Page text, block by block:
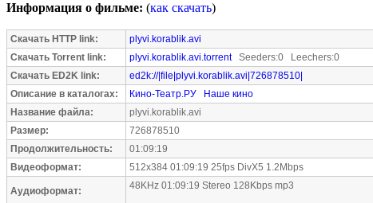
Информация о фильме: (как скачать)
Скачать HTTP link:
plyvi.korablik.avi
Скачать Torrent link:
plyvi.korablik.avi.torrentSeeders:0 Leechers:0
Скачать ED2K link:
ed2k://|file|plyvi.korablik.avi|726878510|
Описание в каталогах:
Кино-Театр.РУ
Наше кино
Название файла:
plyvi.korablik.avi
Размер:
726878510
Продолжительность:
01:09:19
Видеоформат:
512x384 01:09:19 25fps DivX5 1.2Mbps
Аудиоформат: 48KHz 01:09:19 Stereo 128Kbps mp3